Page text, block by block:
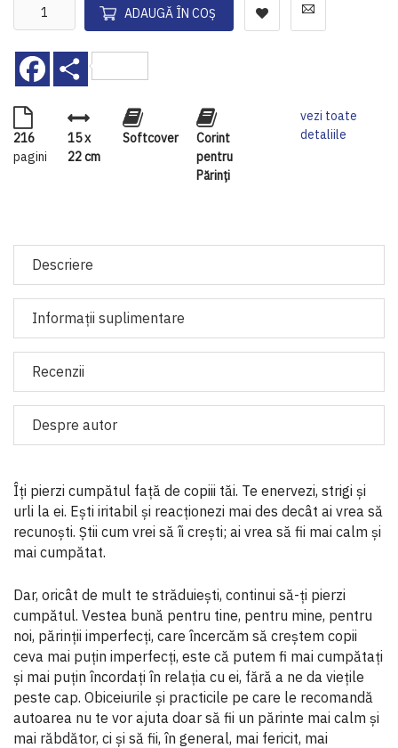
ADAUGĂ ÎN COȘ
Facebook
216
pagini
15 x
22 cm
Softcover
Corint
pentru
Părinți
vezi toate
detaliile
Descriere
Informaţii suplimentare
Recenzii
Despre autor
Îți pierzi cumpătul față de copiii tăi. Te enervezi, strigi și
urli la ei. Ești iritabil și reacționezi mai des decât ai vrea să
recunoști. Știi cum vrei să îi crești; ai vrea să fii mai calm și
mai cumpătat.
Dar, oricât de mult te străduiești, continui să-ți pierzi
cumpătul. Vestea bună pentru tine, pentru mine, pentru
noi, părinții imperfecți, care încercăm să creștem copii
ceva mai puțin imperfecți, este că putem fi mai cumpătați
și mai puțin încordați în relația cu ei, fără a ne da viețile
peste cap. Obiceiurile și practicile pe care le recomandă
autoarea nu te vor ajuta doar să fii un părinte mai calm și
mai răbdător, ci și să fii, în general, mai fericit, mai